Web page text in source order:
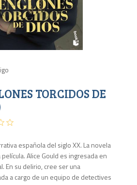
TORCIDOS DE
española del siglo XX. La novela
Alice Gould es ingresada en
En su delirio, cree ser una
a cargo de un equipo de detectives